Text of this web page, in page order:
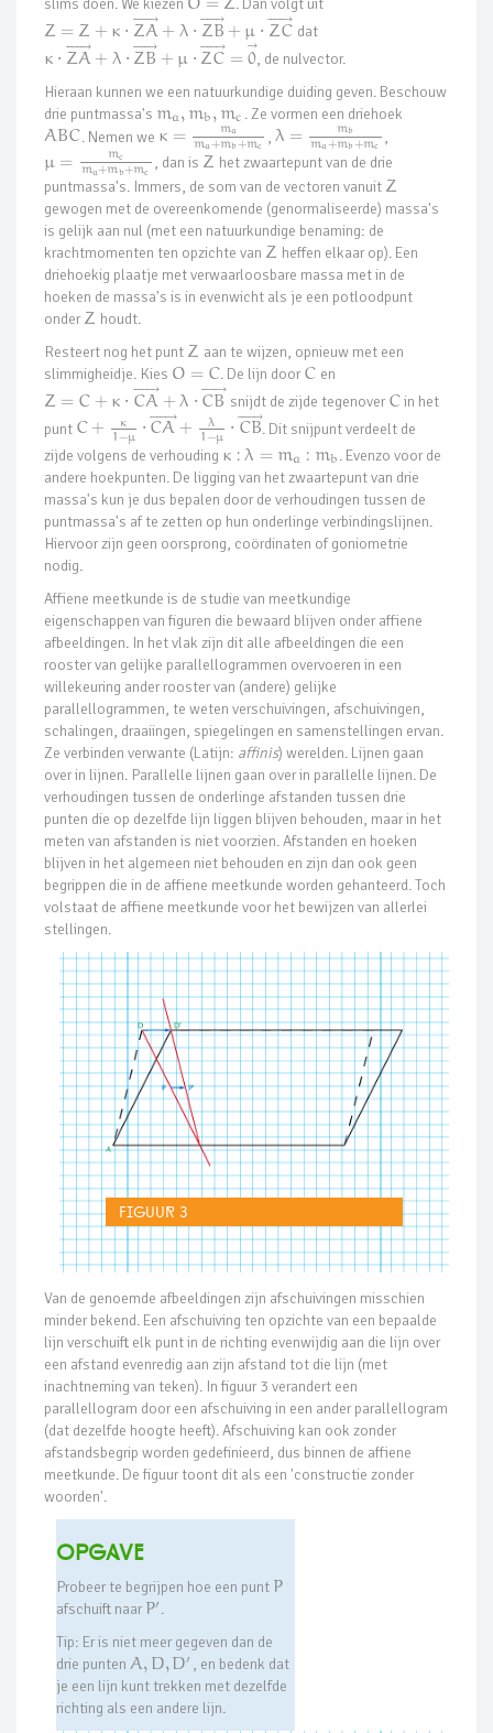
Z = Z + κ ⋅ ZA
 ⃗
 + λ ⋅ ZB
 ⃗
 + μ ⋅ ZC
 ⃗
 dat
κ ⋅ ZA
 ⃗
 + λ ⋅ ZB
 ⃗
 + μ ⋅ ZC
 ⃗
 = 0
⃗, de nulvector.
Hieraan kunnen we een natuurkundige duiding geven. Beschouw
drie puntmassa's ma , mb , mc . Ze vormen een driehoek
ABC . Nemen we κ = ma
ma+m b +mc
λ = m b
ma+m b +mc
μ = mc
ma+m b+mc
, dan is Z het zwaartepunt van de drie
puntmassa's. Immers, de som van de vectoren vanuit Z
gewogen met de overeenkomende (genormaliseerde) massa's
is gelijk aan nul (met een natuurkundige benaming: de
krachtmomenten ten opzichte van Z heffen elkaar op). Een
driehoekig plaatje met verwaarloosbare massa met in de
hoeken de massa's is in evenwicht als je een potloodpunt
onderZ houdt.
Resteert nog het punt Z aan te wijzen, opnieuw met een
slimmigheidje. Kies O = C. De lijn doorC en
Z = C + κ ⋅ CA
 ⃗
 + λ ⋅ CB
 ⃗
 snijdt de zijde tegenoverC in het
punt C +
κ
1 −μ
⋅ CA
 ⃗
 +
λ
1 −μ
⋅ CB
 ⃗
 . Dit snijpunt verdeelt de
zijde volgens de verhouding κ : λ = ma : mb . Evenzo voor de
andere hoekpunten. De ligging van het zwaartepunt van drie
massa's kun je dus bepalen door de verhoudingen tussen de
puntmassa's af te zetten op hun onderlinge verbindingslijnen.
Hiervoor zijn geen oorsprong, coördinaten of goniometrie
nodig.
Affiene meetkunde is de studie van meetkundige
eigenschappen van figuren die bewaard blijven onder affiene
afbeeldingen. In het vlak zijn dit alle afbeeldingen die een
rooster van gelijke parallellogrammen overvoeren in een
willekeuring ander rooster van (andere) gelijke
parallellogrammen, te weten verschuivingen, afschuivingen,
schalingen, draaiingen, spiegelingen en samenstellingen ervan.
Ze verbinden verwante (Latijn: affinis) werelden. Lijnen gaan
over in lijnen. Parallelle lijnen gaan over in parallelle lijnen. De
verhoudingen tussen de onderlinge afstanden tussen drie
punten die op dezelfde lijn liggen blijven behouden, maar in het
meten van afstanden is niet voorzien. Afstanden en hoeken
blijven in het algemeen niet behouden en zijn dan ook geen
begrippen die in de affiene meetkunde worden gehanteerd. Toch
volstaat de affiene meetkunde voor het bewijzen van allerlei
stellingen.
Figuur 3
Van de genoemde afbeeldingen zijn afschuivingen misschien
minder bekend. Een afschuiving ten opzichte van een bepaalde
lijn verschuift elk punt in de richting evenwijdig aan die lijn over
een afstand evenredig aan zijn afstand tot die lijn (met
inachtneming van teken). In figuur 3 verandert een
parallellogram door een afschuiving in een ander parallellogram
(dat dezelfde hoogte heeft). Afschuiving kan ook zonder
afstandsbegrip worden gedefinieerd, dus binnen de affiene
meetkunde. De figuur toont dit als een 'constructie zonder
woorden'.
Opgave
Probeer te begrijpen hoe een punt P
afschuift naarP′.
Tip: Er is niet meer gegeven dan de
drie punten A, D, D′ , en bedenk dat
je een lijn kunt trekken met dezelfde
richting als een andere lijn.